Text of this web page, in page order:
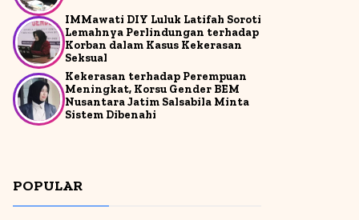
IMMawati DIY Luluk Latifah Soroti
Lemahnya Perlindungan terhadap
Korban dalam Kasus Kekerasan
Seksual
Kekerasan terhadap Perempuan
Meningkat, Korsu Gender BEM
Nusantara Jatim Salsabila Minta
Sistem Dibenahi
POPULAR